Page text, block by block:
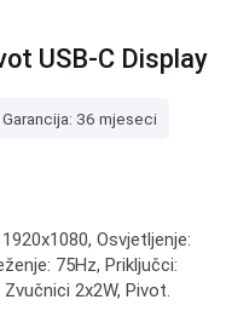
USB-C Display
Garancija: 36 mjeseci
Osvjetljenje:
75Hz, Priključci:
Zvučnici 2x2W, Pivot.